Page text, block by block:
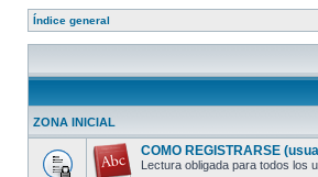
Índice general
ZONA INICIAL
COMO REGISTRARSE
Lectura obligada para todos los